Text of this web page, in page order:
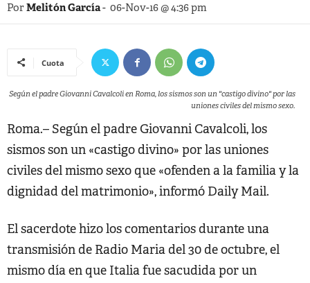
PorMelitón García- 06-Nov-16 @ 4:36 pm
Cuota
Según el padre Giovanni Cavalcoli en Roma, los sismos son un "castigo divino" por las
uniones civiles del mismo sexo.
Roma.– Según el padre Giovanni Cavalcoli, los
sismos son un «castigo divino» por las uniones
civiles del mismo sexo que «ofenden a la familia y la
dignidad del matrimonio», informó Daily Mail.
El sacerdote hizo los comentarios durante una
transmisión de Radio Maria del 30 de octubre, el
mismo día en que Italia fue sacudida por un